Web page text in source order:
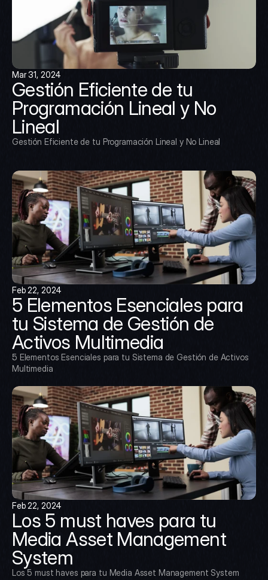
Mar 31, 2024
Gestión Eficiente de tu
Programación Lineal y No
Lineal
Gestión Eficiente de tu Programación Lineal y No Lineal
Feb 22, 2024
5 Elementos Esenciales para
tu Sistema de Gestión de
Activos Multimedia
5 Elementos Esenciales para tu Sistema de Gestión de Activos
Multimedia
Feb 22, 2024
Los 5 must haves para tu
Media Asset Management
System
Los 5 must haves para tu Media Asset Management System